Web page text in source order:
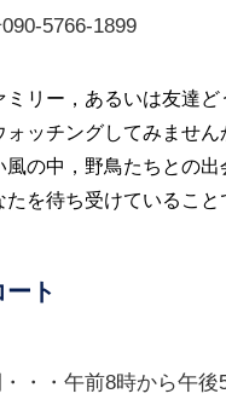
5766-1899
ミリー，あるいは友達ど
ォッチングしてみません
風の中，野鳥たちとの出
を待ち受けていること
ト
・・午前8時から午後